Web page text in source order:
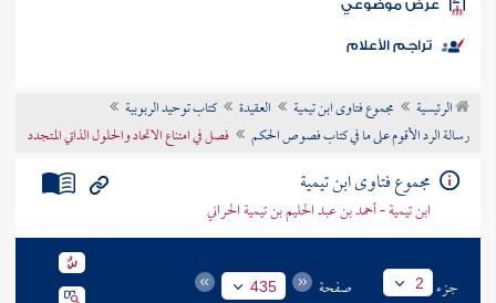
الكتب
موضوعي
تراجم الأعلام
الرئيسية مجموع فتاوى ابن تيمية العقيدة
كتاب توحيد الربوبية
رسالة الرد الأقوم على ما في كتاب فصوص الحكم
فصل في امتناع الاتحاد والحلول الذاتي المتجدد
مجموع فتاوى ابن تيمية
ابن تيمية - أحمد بن عبد الحليم بن تيمية الحراني
جزء 2 صفحة 435